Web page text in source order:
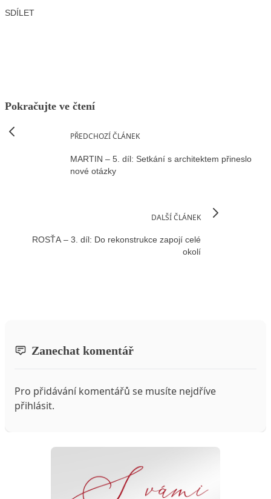
SDÍLET
Pokračujte ve čtení
PŘEDCHOZÍ ČLÁNEK
MARTIN – 5. díl: Setkání s architektem přineslo
nové otázky
DALŠÍ ČLÁNEK
ROSŤA – 3. díl: Do rekonstrukce zapojí celé
okolí
Zanechat komentář
Pro přidávání komentářů se musíte nejdříve
přihlásit.